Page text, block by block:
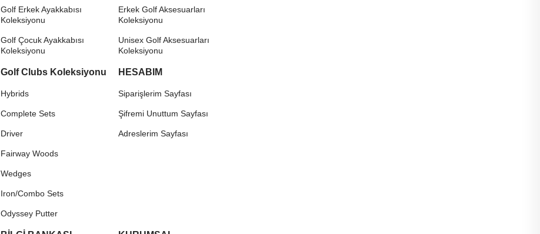
Golf Erkek Ayakkabısı
Koleksiyonu
Golf Çocuk Ayakkabısı
Koleksiyonu
Erkek Golf Aksesuarları
Koleksiyonu
Unisex Golf Aksesuarları
Koleksiyonu
Golf Clubs Koleksiyonu
Hybrids
Complete Sets
Driver
Fairway Woods
Wedges
Iron/Combo Sets
Odyssey Putter
HESABIM
Siparişlerim Sayfası
Şifremi Unuttum Sayfası
Adreslerim Sayfası